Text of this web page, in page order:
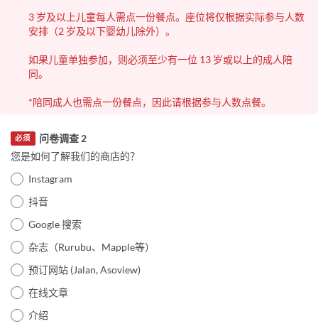
3 岁及以上儿童每人需点一份餐点。座位将仅根据实际参与人数
安排（2 岁及以下婴幼儿除外）。
如果儿童单独参加，则必须至少有一位 13 岁或以上的成人陪
同。
*陪同成人也需点一份餐点，因此请根据参与人数点餐。
问卷调查 2
必须
您是如何了解我们的商店的？
Instagram
抖音
Google 搜索
杂志（Rurubu、Mapple等）
预订网站 (Jalan, Asoview)
在线文章
介绍